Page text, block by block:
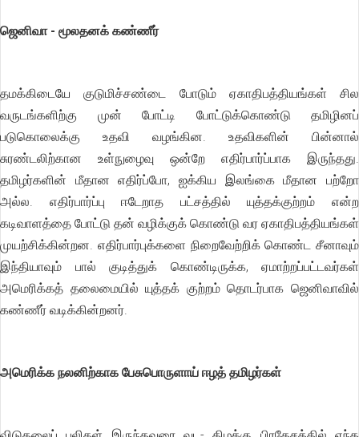
ஜெனிவா - மூலதனக் கண்ணீர்
தமக்கிடையே குடுமிச்சண்டை போடும் ஏகாதிபத்தியங்கள் சில
வருடங்களிற்கு முன் போட்டி போட்டுக்கொண்டு தமிழினப்
படுகொலைக்கு உதவி வழங்கின. உதவிகளின் பின்னால்
சுரண்டலிற்கான உள்நுழைவு ஒன்றே எதிர்பார்ப்பாக இருந்தது.
தமிழர்களின் மீதான எதிர்ப்போ, ஐக்கிய இலங்கை மீதான பற்றோ
அல்ல. எதிர்பார்ப்பு ஈடேறாத பட்சத்தில் யுத்தக்குற்றம் என்ற
கடிவாளத்தை போட்டு தன் வழிக்குக் கொண்டு வர ஏகாதிபத்தியங்கள்
முயற்சிக்கின்றன. எதிர்பார்புக்களை நிறைவேற்றிக் கொண்ட சீனாவும்
இந்தியாவும் பால் குடித்துக் கொண்டிருக்க, ஏமாற்றப்பட்டவர்கள்
அமெரிக்கத் தலைமையில் யுத்தக் குற்றம் தொடர்பாக ஜெனிவாவில்
கண்ணீர் வடிக்கின்றனர்.
அமெரிக்க நலனிற்காக பேசுபொருளாய் ஈழத் தமிழர்கள்